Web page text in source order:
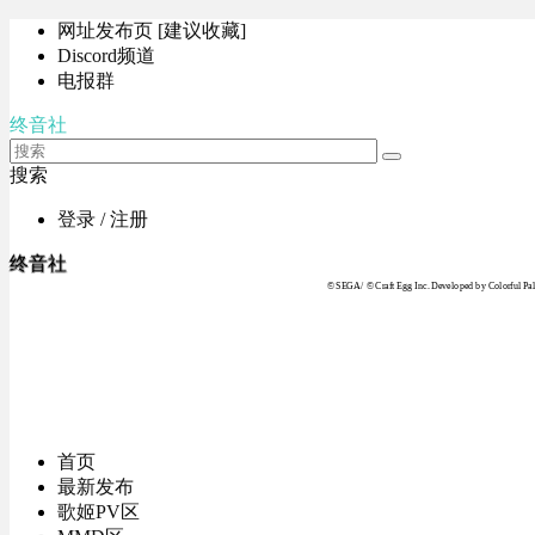
网址发布页 [建议收藏]
Discord频道
电报群
终音社
搜索
登录 / 注册
终音社
© SEGA / © Craft Egg Inc. Developed by Colorful
首页
最新发布
歌姬PV区